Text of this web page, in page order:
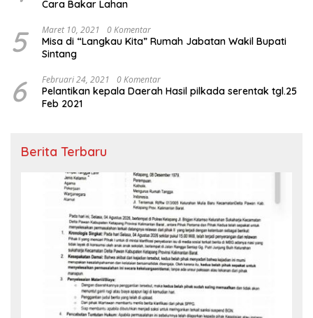
Cara Bakar Lahan
5 Maret 10, 2021 0 Komentar
Misa di “Langkau Kita” Rumah Jabatan Wakil Bupati
Sintang
6 Februari 24, 2021 0 Komentar
Pelantikan kepala Daerah Hasil pilkada serentak tgl.25
Feb 2021
Berita Terbaru